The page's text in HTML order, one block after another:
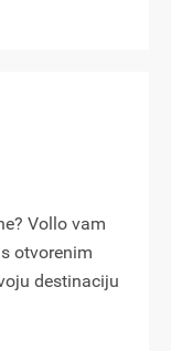
Vollo vam
otvorenim
destinaciju